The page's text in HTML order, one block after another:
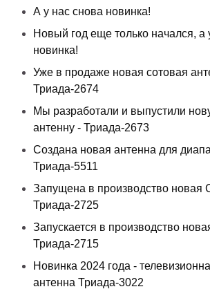
А у нас снова новинка!
Новый год еще только начался, а
новинка!
Уже в продаже новая сотовая
Триада-2674
Мы разработали и выпустили
антенну - Триада-2673
Создана новая антенна для
Триада-5511
Запущена в производство новая
Триада-2725
Запускается в производство
Триада-2715
Новинка 2024 года -
антенна Триада-3022